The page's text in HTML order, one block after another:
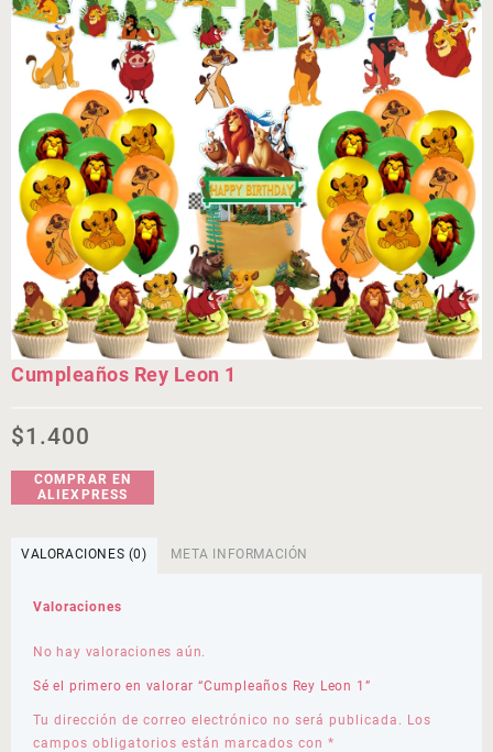
Cumpleaños Rey Leon 1
$1.400
COMPRAR EN
ALIEXPRESS
VALORACIONES (0) META INFORMACIÓN
Valoraciones
No hay valoraciones aún.
Sé el primero en valorar “Cumpleaños Rey Leon 1”
Tu dirección de correo electrónico no será publicada. Los
campos obligatorios están marcados con *